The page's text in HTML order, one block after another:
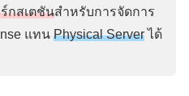
ร์กสเตชันสำหรับการจัดการ
แทน Physical Serverได้